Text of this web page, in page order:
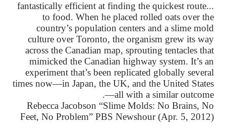
...fantastically efficient at finding the quickest route
to food. When he placed rolled oats over the
country’s population centers and a slime mold
culture over Toronto, the organism grew its way
across the Canadian map, sprouting tentacles that
mimicked the Canadian highway system. It’s an
experiment that’s been replicated globally several
times now—in Japan, the UK, and the United States
—all with a similar outcome.
Rebecca Jacobson “Slime Molds: No Brains, No
Feet, No Problem” PBS Newshour (Apr. 5, 2012)